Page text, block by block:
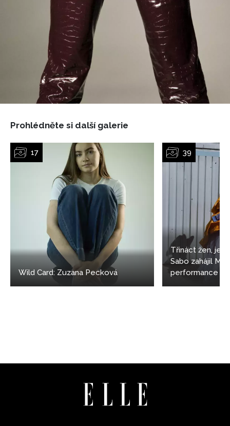
Přihlášením k newsletteru souhlasíte s
Prohlédněte si další galerie
Wild Card: Zuzana Pecková
Třináct žen,
Sabo zahájil
performance